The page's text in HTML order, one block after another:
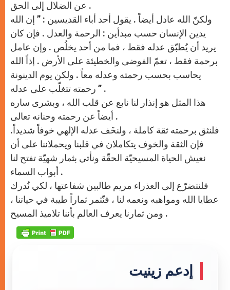
عن الضلال إلى الحق .
ولكنّ الله عادل أيضاً . يقول أحد أباء القديسين : ” إن الله
يدين الإنسان حسب مبدأين : الرحمة والعدل . فإن كان
يريد أن يُطبّق عدله فقط ، فما من أحد يخلُص . وإن عامل
برحمة فقط ، تعمّ الفوضى والخطيئة على الأرض . إذاً الله
يحاسب بحسب رحمته وعدله معاً . ولكن يوم الدينونة
رحمته تتغلّب على عدله ” .
هذا المثل هو إنذار لنا نابع عن قلب الله ، وبشرى ساره
أيضاً عن رحمته وحنانه تعالى .
فلنثق برحمته ثقة كاملة ، ولنخَف عدله الإلهي خوفاً شديداً.
فإن الثقة والخوف يتكاملان في قلبنا ويحملاننا على أن
نعيش الحياة المسيحيّة الحقّة ونأتي بثمار شهيّة تفتح لنا
أبواب السماء .
فلنتضرّع إلى العذراء مريم طالبين شفاعتها ، لكي نُدرك
عطايا الله ومواهبه ونعمه لنا ، فنّثمر ثماراً طيبة في حياتنا ،
ومن ثمارنا يعرف العالم بأننا تلاميذ المسيح .
إدعم زينيت